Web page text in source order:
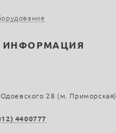
ИНФОРМАЦИЯ
Одоевского 28 (м. Приморская)
4400777